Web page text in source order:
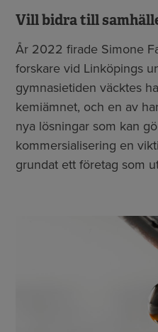
Vill bidra till
År 2022 firade Simone
forskare vid Linköpings
gymnasietiden väcktes
kemiämnet, och en av
nya lösningar som kan
kommersialisering en
grundat ett företag som